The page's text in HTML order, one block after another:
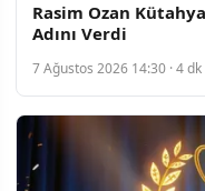
Rasim Ozan
Adını Verdi
7 Ağustos 2026 14:30 · 4 dk